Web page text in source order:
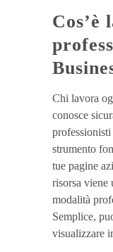
Cos’è la dashboard per
Chi lavora
conosce
strumento
tue pagine
risorsa viene
modalità
Semplice,
visualizzare